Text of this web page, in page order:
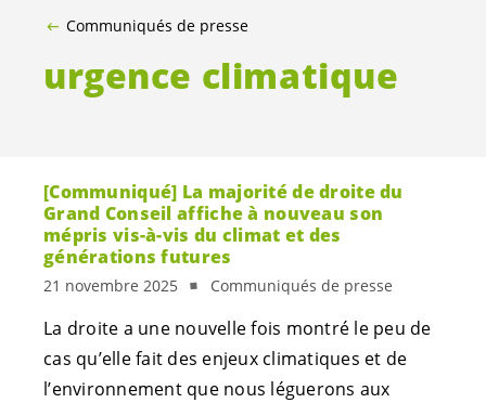
Communiqués de presse
urgence climatique
[Communiqué] La majorité de droite du
Grand Conseil affiche à nouveau son
mépris vis-à-vis du climat et des
générations futures
21 novembre 2025 Communiqués de presse
La droite a une nouvelle fois montré le peu de
cas qu’elle fait des enjeux climatiques et de
l’environnement que nous léguerons aux